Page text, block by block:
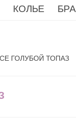
КОЛЬЕ
ГОЛУБОЙ ТОПАЗ